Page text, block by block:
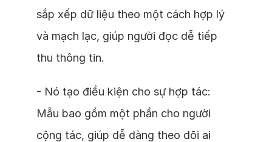
sắp xếp dữ liệu theo một cách hợp lý
và mạch lạc, giúp người đọc dễ tiếp
thu thông tin.
- Nó tạo điều kiện cho sự hợp tác:
Mẫu bao gồm một phần cho người
cộng tác, giúp dễ dàng theo dõi ai